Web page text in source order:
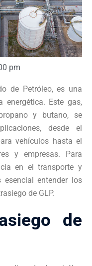
pm
de Petróleo, es una
energética. Este gas,
y butano, se
desde el
vehículos hasta el
y empresas. Para
en el transporte y
esencial entender los
de GLP.
de